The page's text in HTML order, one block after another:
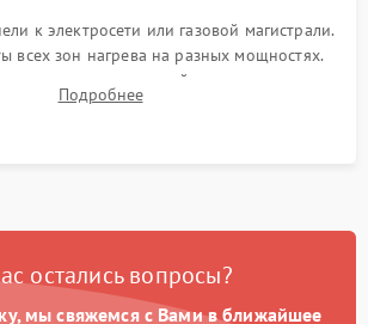
к электросети или газовой магистрали.
всех зон нагрева на разных мощностях.
управления, таймера, индикаторов
тепла и систем защиты от перегрева.
Подробнее
остались вопросы?
мы свяжемся с Вами в ближайшее